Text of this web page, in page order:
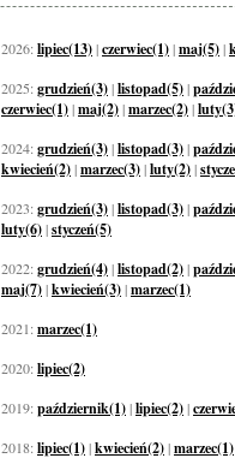
2026:lipiec(13)|czerwiec(1)|maj(5)|
2025:grudzień(3)|listopad(5)|
czerwiec(1)|maj(2)|marzec(2)|
2024:grudzień(3)|listopad(3)|
kwiecień(2)|marzec(3)|luty(2)|
2023:grudzień(3)|listopad(3)|
luty(6)|styczeń(5)
2022:grudzień(4)|listopad(2)|
maj(7)|kwiecień(3)|marzec(1)
2021:marzec(1)
2020:lipiec(2)
2019:październik(1)|lipiec(2)|
2018:lipiec(1)|kwiecień(2)|marzec(1)